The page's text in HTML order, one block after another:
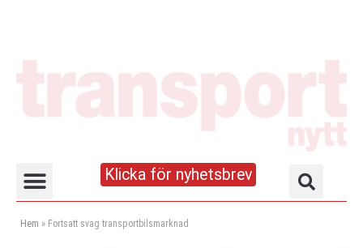
Klicka för nyhetsbrev
Hem » Fortsatt svag transportbilsmarknad